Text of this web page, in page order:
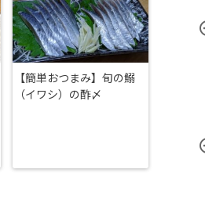
【簡単おつまみ】旬の鰯
（イワシ）の酢〆